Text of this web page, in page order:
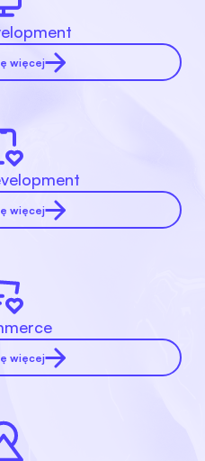
więcej
więcej
więcej